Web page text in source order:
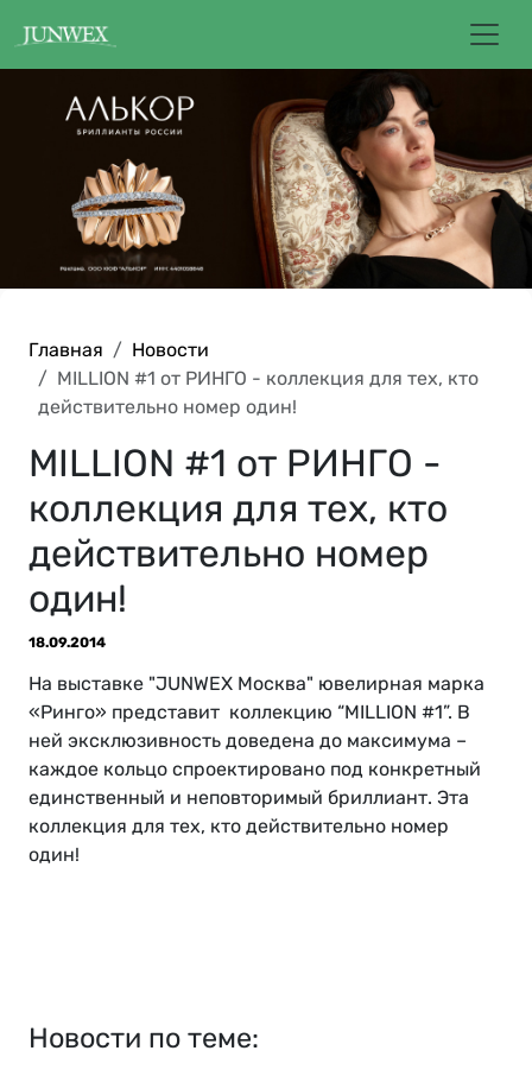
Главная
Новости
MILLION #1 от РИНГО - коллекция для тех, кто
действительно номер один!
MILLION #1 от РИНГО -
коллекция для тех, кто
действительно номер
один!
18.09.2014
На выставке "JUNWEX Москва" ювелирная марка
«Ринго» представит коллекцию “MILLION #1”. В
ней эксклюзивность доведена до максимума –
каждое кольцо спроектировано под конкретный
единственный и неповторимый бриллиант. Эта
коллекция для тех, кто действительно номер
один!
Новости по теме: